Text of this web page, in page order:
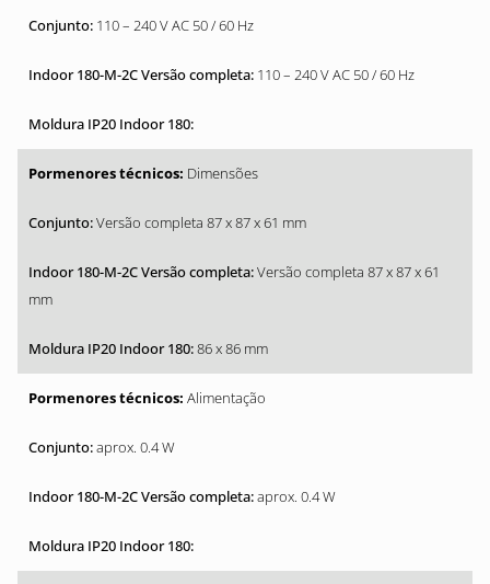
110 – 240 V AC 50 / 60 Hz
110 – 240 V AC 50 / 60 Hz
Dimensões
Versão completa 87 x 87 x 61 mm
Versão completa 87 x 87 x 61
mm
86 x 86 mm
Alimentação
aprox. 0.4 W
aprox. 0.4 W